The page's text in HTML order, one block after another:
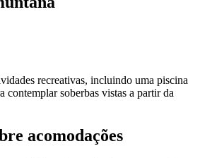
recreativas, incluindo uma piscina
contemplar soberbas vistas a partir da
acomodações